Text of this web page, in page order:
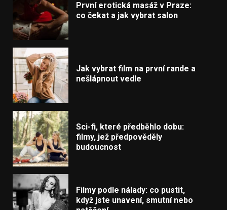
První erotická masáž v Praze:
co čekat a jak vybrat salon
Jak vybrat film na první rande a
nešlápnout vedle
Sci-fi, které předběhlo dobu:
filmy, jež předpověděly
budoucnost
Filmy podle nálady: co pustit,
když jste unavení, smutní nebo